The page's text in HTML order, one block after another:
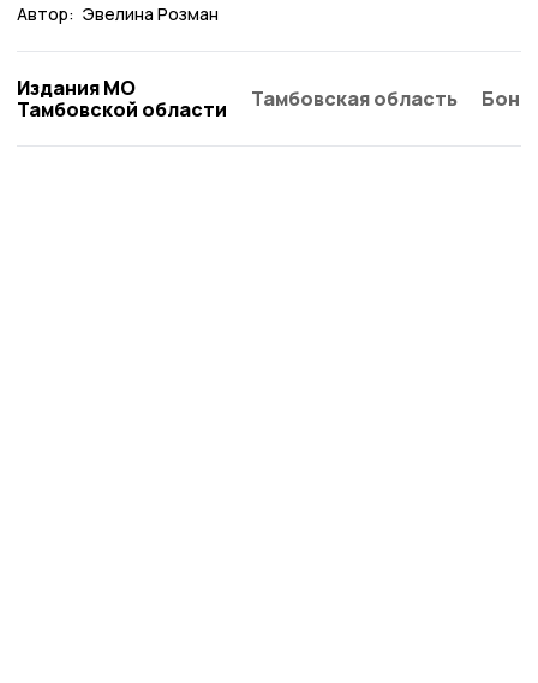
Автор: Эвелина Розман
Издания МО
Тамбовской области
Тамбовская область